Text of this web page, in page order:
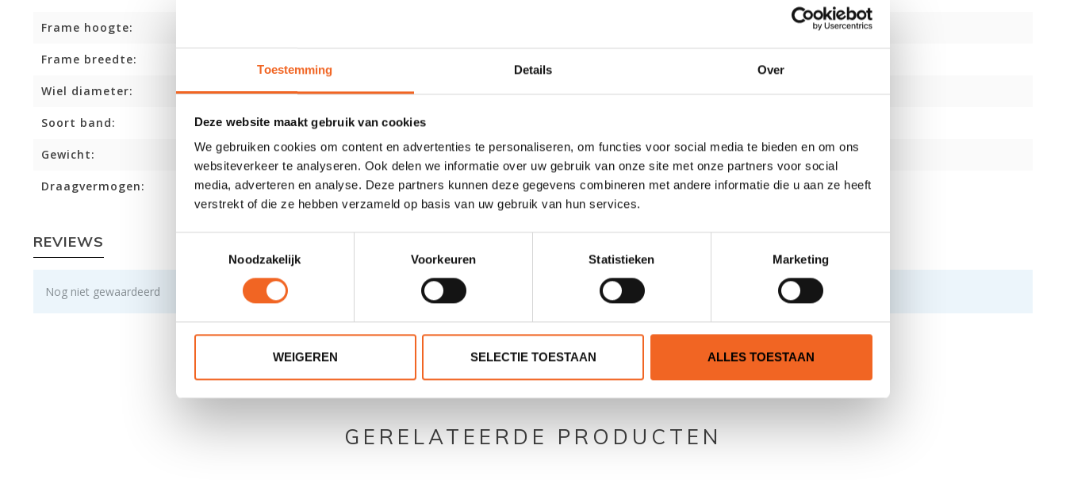
Toestemming Details Over
Deze website maakt gebruik van cookies
We gebruiken cookies om content en advertenties te personaliseren, om functies voor social media te bieden en om ons
websiteverkeer te analyseren. Ook delen we informatie over uw gebruik van onze site met onze partners voor social
media, adverteren en analyse. Deze partners kunnen deze gegevens combineren met andere informatie die u aan ze heeft
verstrekt of die ze hebben verzameld op basis van uw gebruik van hun services.
Noodzakelijk
Voorkeuren Statistieken Marketing
WEIGEREN SELECTIE TOESTAAN ALLES TOESTAAN
Frame hoogte:
Frame breedte:
Wiel diameter: 26 cm
Soort band:
Gewicht: 3.8 kg
Draagvermogen: 40 kg
REVIEWS
Nog niet gewaardeerd
0 sterren op basis van 0 beoordelingen
GERELATEERDE PRODUCTEN